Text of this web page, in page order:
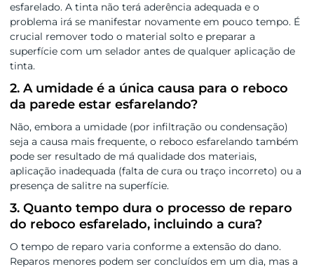
esfarelado. A tinta não terá aderência adequada e o
problema irá se manifestar novamente em pouco tempo. É
crucial remover todo o material solto e preparar a
superfície com um selador antes de qualquer aplicação de
tinta.
2. A umidade é a única causa para o reboco
da parede estar esfarelando?
Não, embora a umidade (por infiltração ou condensação)
seja a causa mais frequente, o reboco esfarelando também
pode ser resultado de má qualidade dos materiais,
aplicação inadequada (falta de cura ou traço incorreto) ou a
presença de salitre na superfície.
3. Quanto tempo dura o processo de reparo
do reboco esfarelado, incluindo a cura?
O tempo de reparo varia conforme a extensão do dano.
Reparos menores podem ser concluídos em um dia, mas a